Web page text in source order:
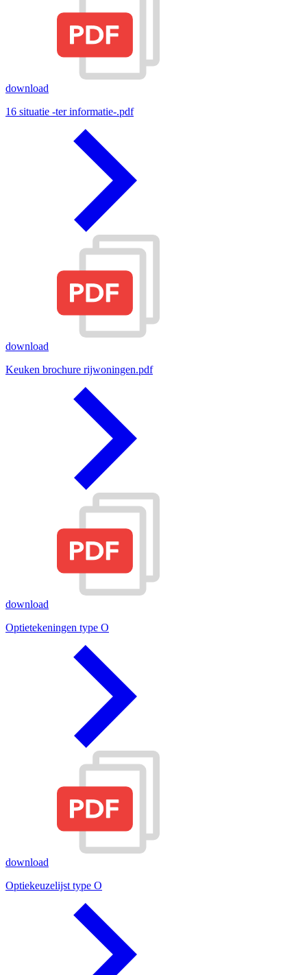
download
16 situatie -ter informatie-.pdf
download
Keuken brochure rijwoningen.pdf
download
Optietekeningen type O
download
Optiekeuzelijst type O